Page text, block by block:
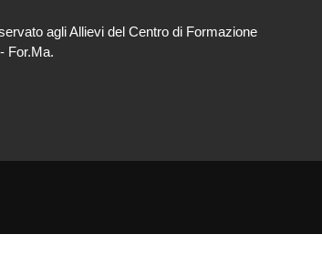
agli Allievi del Centro di Formazione
For.Ma.